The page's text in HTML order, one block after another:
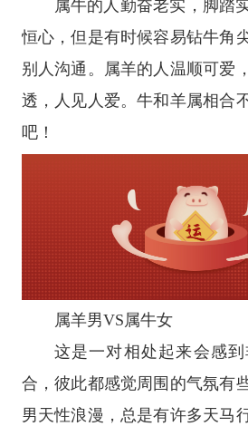
属牛的人勤奋老实，脚踏
恒心，但是有时候容易钻牛角
别人沟通。属羊的人温顺可爱
透，人见人爱。牛和羊属相合
吧！
属羊男VS属牛女
这是一对相处起来会感
合，彼此都感觉周围的气氛有
男天性浪漫，总是有许多天马